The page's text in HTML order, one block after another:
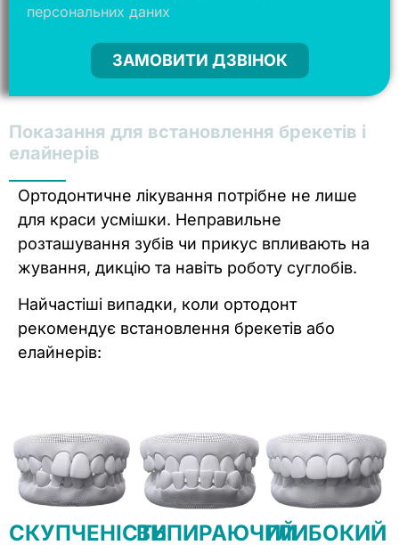
персональних даних
ЗАМОВИТИ ДЗВІНОК
Показання для встановлення брекетів і
елайнерів
Ортодонтичне лікування потрібне не лише
для краси усмішки. Неправильне
розташування зубів чи прикус впливають на
жування, дикцію та навіть роботу суглобів.
Найчастіші випадки, коли ортодонт
рекомендує встановлення брекетів або
елайнерів:
СКУПЧЕНІСТЬВИПИРАЮЧИЙГЛИБОКИЙ